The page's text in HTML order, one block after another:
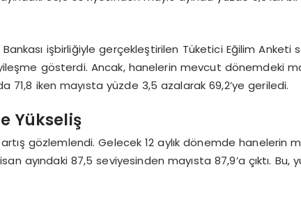
işbirliğiyle gerçekleştirilen Tüketici Eğilim Anketi
gösterdi. Ancak, hanelerin mevcut dönemdeki
71,8 iken mayısta yüzde 3,5 azalarak 69,2’ye geriledi.
Yükseliş
gözlemlendi. Gelecek 12 aylık dönemde hanelerin
ayındaki 87,5 seviyesinden mayısta 87,9’a çıktı. Bu,